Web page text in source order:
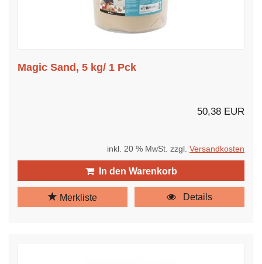
Magic Sand, 5 kg/ 1 Pck
50,38 EUR
inkl. 20 % MwSt. zzgl. Versandkosten
In den Warenkorb
Merkliste Details